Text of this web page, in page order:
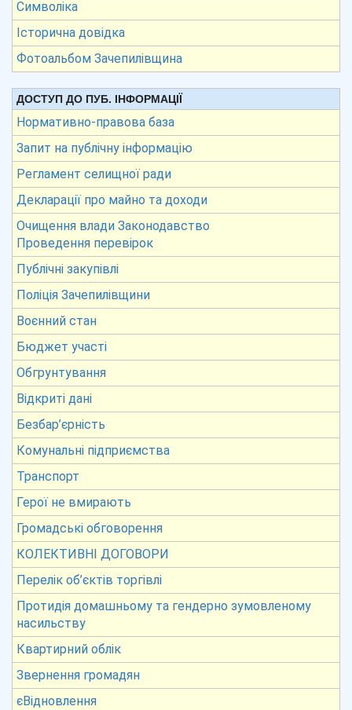
Символіка
Історична довідка
Фотоальбом Зачепилівщина
ДОСТУП ДО ПУБ. ІНФОРМАЦІЇ
Нормативно-правова база
Запит на публічну інформацію
Регламент селищної ради
Декларації про майно та доходи
Очищення влади Законодавство
Проведення перевірок
Публічні закупівлі
Поліція Зачепилівщини
Воєнний стан
Бюджет участі
Обгрунтування
Відкриті дані
Безбар’єрність
Комунальні підприємства
Транспорт
Герої не вмирають
Громадські обговорення
КОЛЕКТИВНІ ДОГОВОРИ
Перелік об’єктів торгівлі
Протидія домашньому та гендерно зумовленому
насильству
Квартирний облік
Звернення громадян
єВідновлення